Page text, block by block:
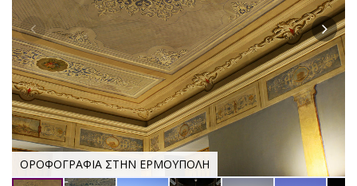
ES
RU
CN
ΟΡΟΦΟΓΡΑΦΙΑ ΣΤΗΝ ΕΡΜΟΥΠΟΛΗ